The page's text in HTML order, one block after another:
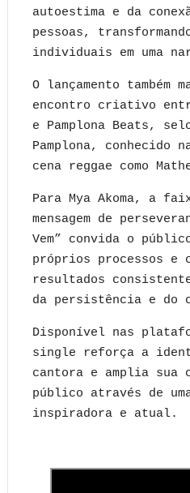
autoestima e da
pessoas,
individuais em uma
O lançamento também
encontro criativo
e Pamplona Beats,
Pamplona, conhecido
cena reggae como
Para Mya Akoma, a
mensagem de
Vem” convida o
próprios processos e
resultados
da persistência e do
Disponível nas
single reforça a
cantora e amplia sua
público através de uma
inspiradora e atual.